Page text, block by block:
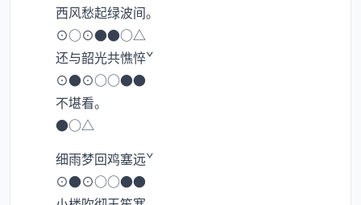
西风愁起绿波间。
⊙○⊙●●○△
还与韶光共憔悴ˇ
⊙●⊙○○●●
不堪看。
●○△
细雨梦回鸡塞远ˇ
⊙●⊙○○●●